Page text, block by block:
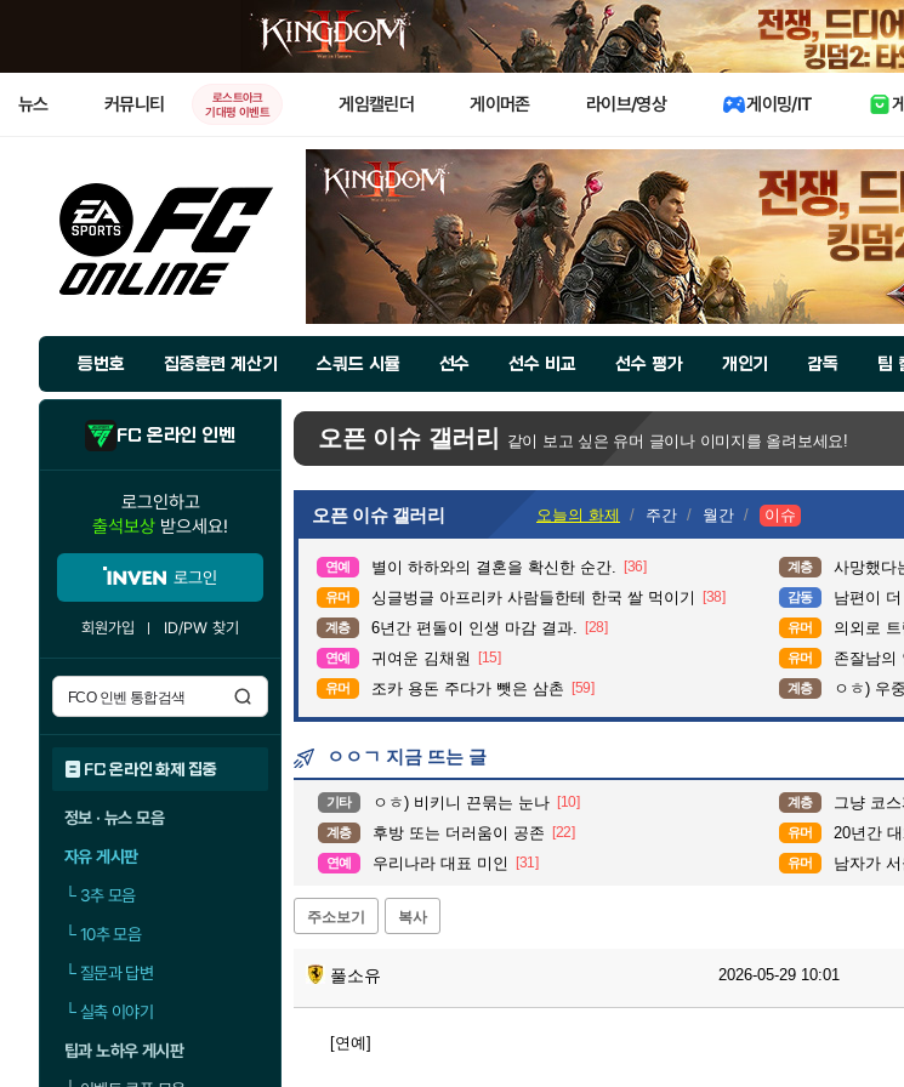
뉴스 커뮤니티
로스트아크
기대평 이벤트
게임캘린더 게이머존 라이브/영상 게이밍/IT
등번호 집중훈련 계산기 스쿼드 시뮬 선수 선수 비교 선수 평가 개인기 감독 팀
FC 온라인 인벤
로그인하고
출석보상 받으세요!
로그인
회원가입 ID/PW 찾기
FC 온라인 화제 집중
정보 · 뉴스 모음
자유 게시판
└3추 모음
└10추 모음
└질문과 답변
└실축 이야기
팁과 노하우 게시판
오픈 이슈 갤러리 같이 보고 싶은 유머 글이나 이미지를 올려보세요!
오픈 이슈 갤러리 오늘의 화제 주간 월간 이슈
연예 별이 하하와의 결혼을 확신한 순간. [36] 계층 사망했다
유머 싱글벙글 아프리카 사람들한테 한국 쌀 먹이기 [38] 감동 남편이
계층 6년간 편돌이 인생 마감 결과. [28] 유머 의외로
연예 귀여운 김채원 [15] 유머 존잘남의
유머 조카 용돈 주다가 뺏은 삼촌 [59] 계층 ㅇㅎ) 우
ㅇㅇㄱ 지금 뜨는 글
기타 ㅇㅎ) 비키니 끈묶는 눈나 [10] 계층 그냥 코
계층 후방 또는 더러움이 공존 [22] 유머 20년간
연예 우리나라 대표 미인 [31] 유머 남자가
주소보기 복사
풀소유 2026-05-29 10:01
[연예]